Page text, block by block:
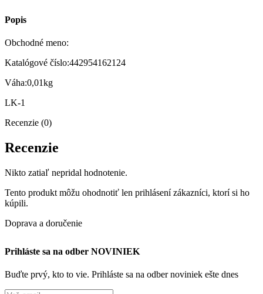
Popis
Obchodné meno:
Katalógové číslo:442954162124
Váha:0,01kg
LK-1
Recenzie (0)
Recenzie
Nikto zatiaľ nepridal hodnotenie.
Tento produkt môžu ohodnotiť len prihlásení zákazníci, ktorí si ho
kúpili.
Doprava a doručenie
Prihláste sa na odber NOVINIEK
Buďte prvý, kto to vie. Prihláste sa na odber noviniek ešte dnes